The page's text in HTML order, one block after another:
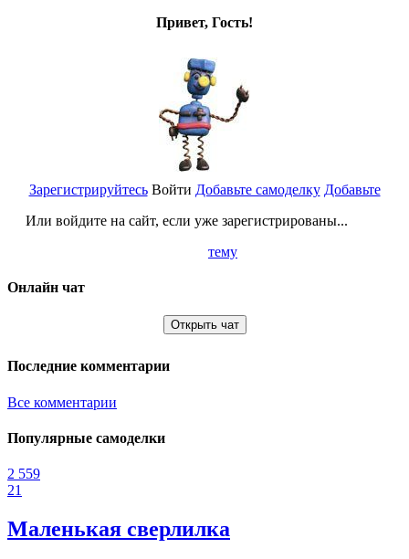
Привет, Гость!
Зарегистрируйтесь
Или войдите на сайт, если уже зарегистрированы...
Войти Добавьте самоделку Добавьте
тему
Онлайн чат
Открыть чат
Последние комментарии
Все комментарии
Популярные самоделки
2 559
21
Маленькая сверлилка